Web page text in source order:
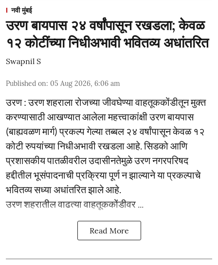
नवी मुंबई
उरण बायपास २४ वर्षांपासून रखडला; केवळ
१२ कोटींच्या निधीअभावी भवितव्य अधांतरित
Swapnil S
Published on: 05 Aug 2026, 6:06 am
उरण : उरण शहराला रोजच्या जीवघेण्या वाहतूककोंडीतून मुक्त
करण्यासाठी आखण्यात आलेला महत्त्वाकांक्षी उरण बायपास
(बाह्यवळण मार्ग) प्रकल्प गेल्या तब्बल २४ वर्षांपासून केवळ १२
कोटी रुपयांच्या निधीअभावी रखडला आहे. सिडको आणि
प्रशासकीय पातळीवरील उदासीनतेमुळे उरण नगरपरिषद
हद्दीतील भूसंपादनाची प्रक्रिया पूर्ण न झाल्याने या प्रकल्पाचे
भवितव्य सध्या अधांतरित झाले आहे.
उरण शहरातील वाढत्या वाहतूककोंडीवर ...
Read More